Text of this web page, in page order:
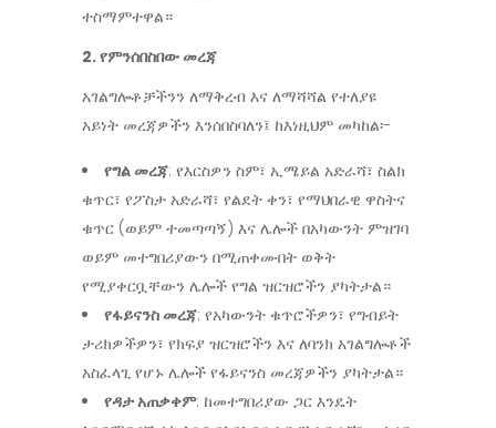
ተስማምተዋል።
2. የምንሰበስበው መረጃ
አገልግሎቶቻችንን ለማቅረብ እና ለማሻሻል የተለያዩ
አይነት መረጃዎችን እንሰበስባለን፤ ከእነዚህም መካከል፡-
የግል መረጃ: የእርስዎን ስም፣ ኢሜይል አድራሻ፣ ስልክ
ቁጥር፣ የፖስታ አድራሻ፣ የልደት ቀን፣ የማህበራዊ ዋስትና
ቁጥር (ወይም ተመጣጣኝ) እና ሌሎች በአካውንት ምዝገባ
ወይም መተግበሪያውን በሚጠቀሙበት ወቅት
የሚያቀርቧቸውን ሌሎች የግል ዝርዝሮችን ያካትታል።
የፋይናንስ መረጃ: የአካውንት ቁጥሮችዎን፣ የግብይት
ታሪክዎችዎን፣ የክፍያ ዝርዝሮችን እና ለባንክ አገልግሎቶች
አስፈላጊ የሆኑ ሌሎች የፋይናንስ መረጃዎችን ያካትታል።
የዳታ አጠቃቀም: ከመተግበሪያው ጋር እንዴት